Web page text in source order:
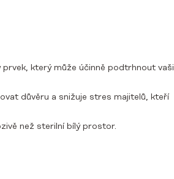
prvek, který může účinně podtrhnout vaši
důvěru a snižuje stres majitelů, kteří
než sterilní bílý prostor.